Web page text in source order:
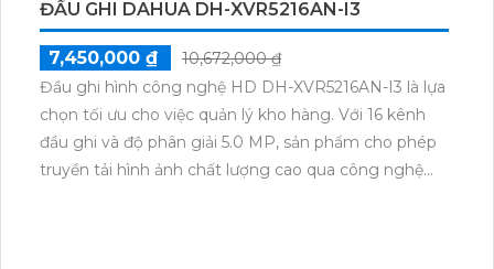
ĐẦU GHI DAHUA DH-XVR5216AN-I3
7,450,000 ₫
10,672,000 ₫
Đầu ghi hình công nghệ HD DH-XVR5216AN-I3 là lựa
chọn tối ưu cho việc quản lý kho hàng. Với 16 kênh
đầu ghi và độ phân giải 5.0 MP, sản phẩm cho phép
truyền tải hình ảnh chất lượng cao qua công nghệ